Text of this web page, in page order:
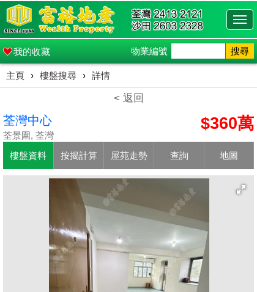
我的收藏 物業編號 搜尋
主頁 › 樓盤搜尋 › 詳情
< 返回
荃灣中心
荃景圍, 荃灣
$360萬
樓盤資料 按揭計算 屋苑走勢 查詢 地圖